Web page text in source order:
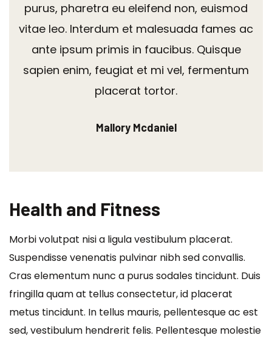
purus, pharetra eu eleifend non, euismod
vitae leo. Interdum et malesuada fames ac
ante ipsum primis in faucibus. Quisque
sapien enim, feugiat et mi vel, fermentum
placerat tortor.
Mallory Mcdaniel
Health and Fitness
Morbi volutpat nisi a ligula vestibulum placerat.
Suspendisse venenatis pulvinar nibh sed convallis.
Cras elementum nunc a purus sodales tincidunt. Duis
fringilla quam at tellus consectetur, id placerat
metus tincidunt. In tellus mauris, pellentesque ac est
sed, vestibulum hendrerit felis. Pellentesque molestie